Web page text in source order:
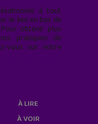
à tout
le lien en bas de
obtenir plus
pratiques de
vous sur notre
À LIRE
À VOIR